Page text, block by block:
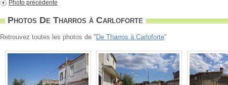
Photo précédente
Photos De Tharros à Carloforte
Retrouvez toutes les photos de "De Tharros à Carloforte"